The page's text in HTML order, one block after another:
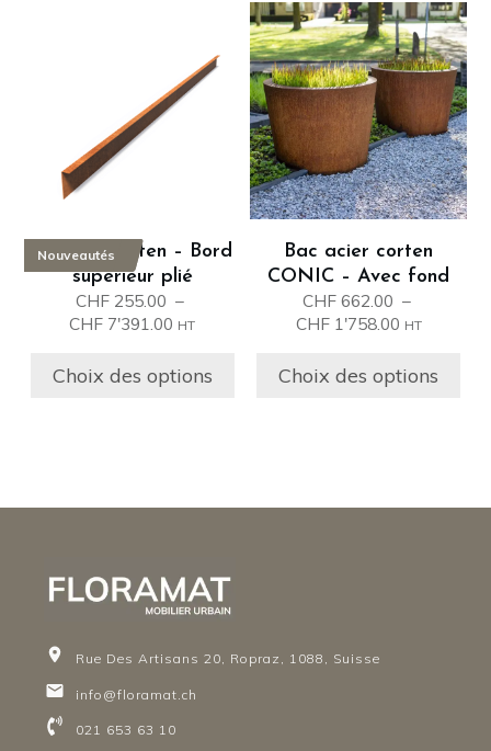
Nouveautés
Bordure corten – Bord
supérieur plié
CHF 255.00 –
CHF 7'391.00 Plage
prix :
HT
Choix des options
plusieurs
variations.
Les
être
choisies
sur
la
du
Bac acier corten
CONIC – Avec fond
CHF662.00 –
CHF1'758.00Plage
prix :
HT
Choix des options
Ce
produit
a
plusieurs
variations.
Les
options
peuvent
choisies
sur
la
du
Rue Des Artisans 20, Ropraz, 1088, Suisse
info@floramat.ch
021 653 63 10